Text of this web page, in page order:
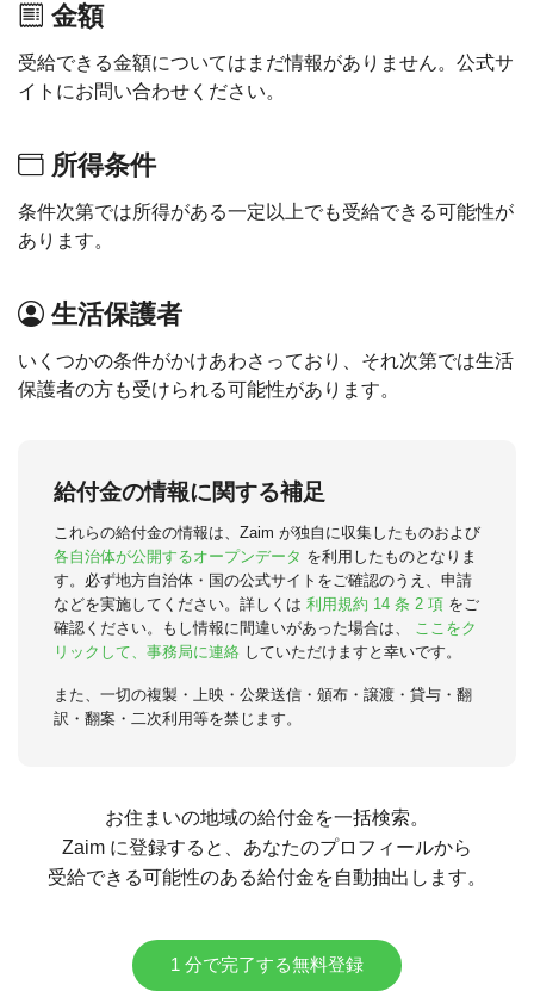
金額
受給できる金額についてはまだ情報がありません。公式サ
イトにお問い合わせください。
所得条件
条件次第では所得がある一定以上でも受給できる可能性が
あります。
生活保護者
いくつかの条件がかけあわさっており、それ次第では生活
保護者の方も受けられる可能性があります。
給付金の情報に関する補足
これらの給付金の情報は、Zaim が独自に収集したものおよび
各自治体が公開するオープンデータ を利用したものとなりま
す。必ず地方自治体・国の公式サイトをご確認のうえ、申請
などを実施してください。詳しくは 利用規約 14 条 2 項 をご
確認ください。もし情報に間違いがあった場合は、
ここをク
リックして、事務局に連絡 していただけますと幸いです。
また、一切の複製・上映・公衆送信・頒布・譲渡・貸与・翻
訳・翻案・二次利用等を禁じます。
お住まいの地域の給付金を一括検索。
Zaim に登録すると、あなたのプロフィールから
受給できる可能性のある給付金を自動抽出します。
1 分で完了する無料登録